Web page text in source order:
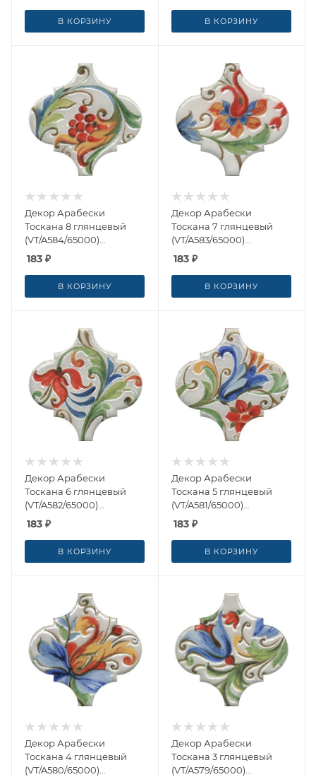
В КОРЗИНУ В КОРЗИНУ
Декор Арабески
Тоскана 8 глянцевый
(VT/A584/65000)
6.5x6.5x0.7 от Kerama
183 ₽
В КОРЗИНУ
Декор Арабески
Тоскана 7 глянцевый
(VT/A583/65000)
6.5x6.5x0.7 от Kerama
183 ₽
В КОРЗИНУ
Декор Арабески
Тоскана 6 глянцевый
(VT/A582/65000)
6.5x6.5x0.7 от Kerama
183 ₽
В КОРЗИНУ
Декор Арабески
Тоскана 5 глянцевый
(VT/A581/65000)
6.5x6.5x0.7 от Kerama
183 ₽
В КОРЗИНУ
Декор Арабески
Тоскана 4 глянцевый
(VT/A580/65000)
Декор Арабески
Тоскана 3 глянцевый
(VT/A579/65000)